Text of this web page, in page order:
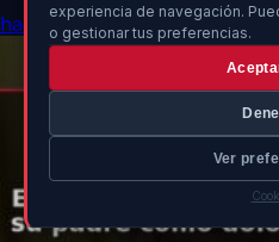
experiencia de navegación.
o gestionar tus preferencias.
Ver
hace 10h